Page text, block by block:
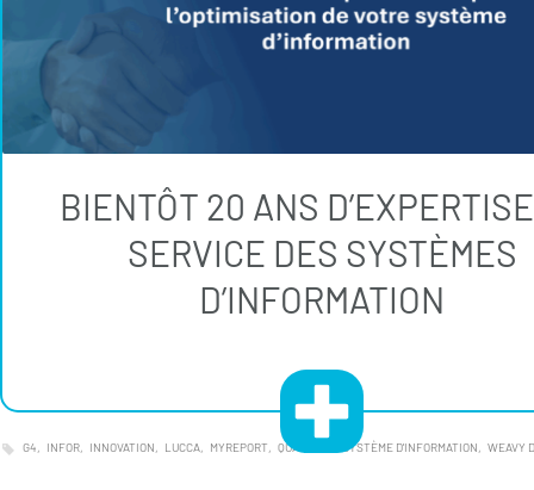
BIENTÔT 20 ANS
SERVICE DES SYSTÈMES
D’INFORMATION
G4 INFOR INNOVATION LUCCA MYREPORT QUADIENT SYSTÈME D'INFORMATION WEAVY